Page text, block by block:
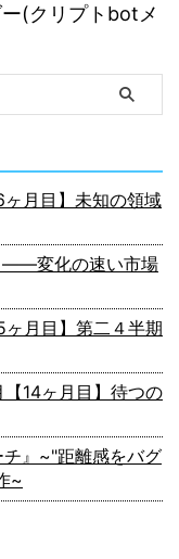
(クリプトbotメ
月目】未知の領域
――変化の速い市場
月目】第二４半期
14ヶ月目】待つの
チ』~"距離感をバグ
~